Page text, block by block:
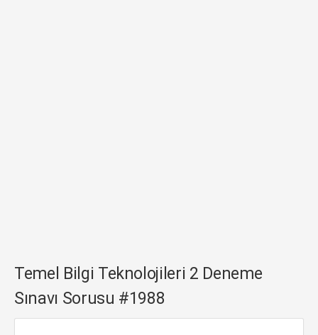
Temel Bilgi Teknolojileri 2 Deneme
Sınavı Sorusu #1988